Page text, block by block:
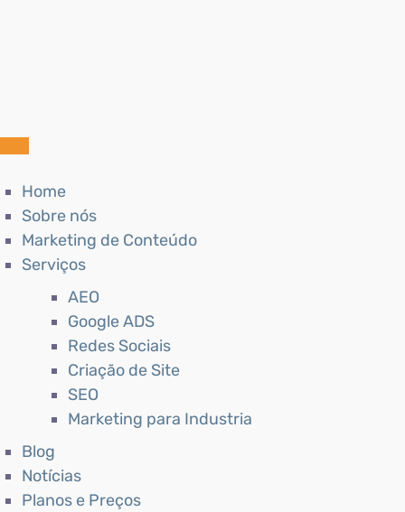
Home
Sobre nós
Marketing de Conteúdo
Serviços
AEO
Google ADS
Redes Sociais
Criação de Site
SEO
Marketing para Industria
Blog
Notícias
Planos e Preços